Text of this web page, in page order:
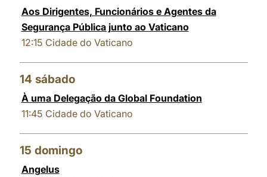
Aos Dirigentes, Funcionários e Agentes da
Segurança Pública junto ao Vaticano
12:15 Cidade do Vaticano
14 sábado
À uma Delegação da Global Foundation
11:45 Cidade do Vaticano
15 domingo
Angelus